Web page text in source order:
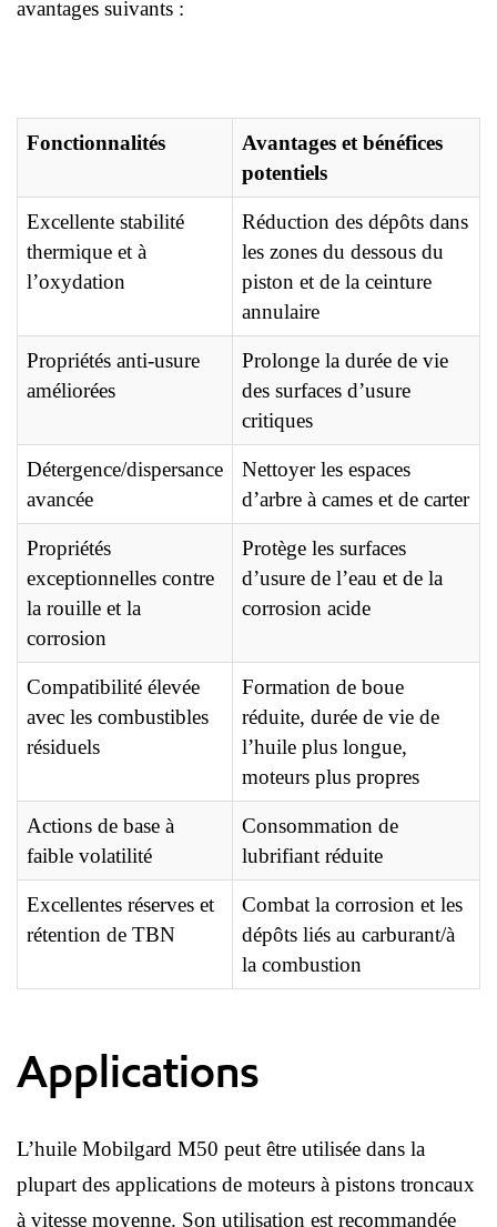
avantages suivants :
Fonctionnalités
Avantages et bénéfices
potentiels
Excellente stabilité
thermique et à
l’oxydation
Réduction des dépôts dans
les zones du dessous du
piston et de la ceinture
annulaire
Propriétés anti-usure
améliorées
Prolonge la durée de vie
des surfaces d’usure
critiques
Détergence/dispersance
avancée
Nettoyer les espaces
d’arbre à cames et de carter
Propriétés
exceptionnelles contre
la rouille et la
corrosion
Protège les surfaces
d’usure de l’eau et de la
corrosion acide
Compatibilité élevée
avec les combustibles
résiduels
Formation de boue
réduite, durée de vie de
l’huile plus longue,
moteurs plus propres
Actions de base à
faible volatilité
Consommation de
lubrifiant réduite
Excellentes réserves et
rétention de TBN
Combat la corrosion et les
dépôts liés au carburant/à
la combustion
Applications
L’huile Mobilgard M50 peut être utilisée dans la
plupart des applications de moteurs à pistons troncaux
à vitesse moyenne. Son utilisation est recommandée